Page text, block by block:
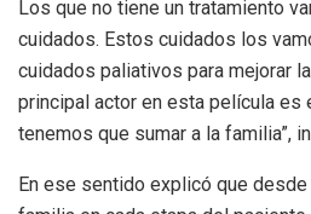
Los que no tiene un tratamiento
cuidados. Estos cuidados los
cuidados paliativos para mejorar
principal actor en esta película es
tenemos que sumar a la familia”,
En ese sentido explicó que